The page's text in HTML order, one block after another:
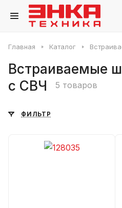
Главная Каталог
Встраиваемые
с СВЧ
5 товаров
ФИЛЬТР